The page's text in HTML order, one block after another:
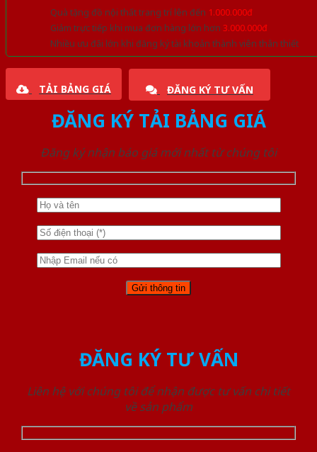
Quà tặng đồ nội thất trang trí lên đến 1.000.000đ
Giảm trực tiếp khi mua đơn hàng lớn hơn 3.000.000đ
Nhiều ưu đãi lớn khi đăng ký tài khoản thành viên thân thiết
TẢI BẢNG GIÁ ĐĂNG KÝ TƯ VẤN
ĐĂNG KÝ TẢI BẢNG GIÁ
Đăng ký nhận báo giá mới nhất từ chúng tôi
ĐĂNG KÝ TƯ VẤN
Liên hệ với chúng tôi để nhận được tư vấn chi tiết
về sản phẩm